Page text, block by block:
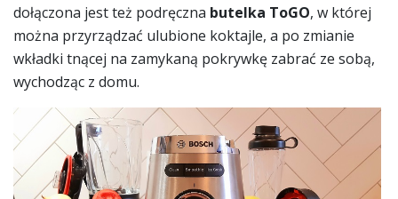
dołączona jest też podręczna butelka ToGO, w której
można przyrządzać ulubione koktajle, a po zmianie
wkładki tnącej na zamykaną pokrywkę zabrać ze sobą,
wychodząc z domu.